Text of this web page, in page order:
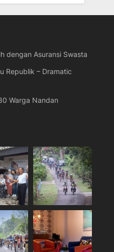
dengan Asuransi Swasta
Republik – Dramatic
Warga Nandan